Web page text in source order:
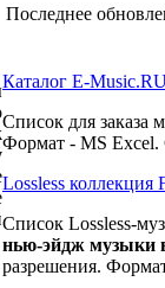
Последнее
Каталог E-
Список для заказа
Формат - MS Excel.
Lossless
Список Lossless-
нью-эйдж музыки
разрешения.